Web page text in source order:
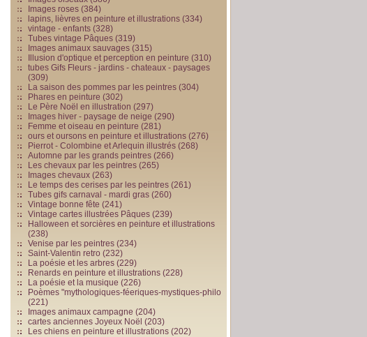
Images roses (384)
lapins, lièvres en peinture et illustrations (334)
vintage - enfants (328)
Tubes vintage Pâques (319)
Images animaux sauvages (315)
Illusion d'optique et perception en peinture (310)
tubes Gifs Fleurs - jardins - chateaux - paysages
(309)
La saison des pommes par les peintres (304)
Phares en peinture (302)
Le Père Noël en illustration (297)
Images hiver - paysage de neige (290)
Femme et oiseau en peinture (281)
ours et oursons en peinture et illustrations (276)
Pierrot - Colombine et Arlequin illustrés (268)
Automne par les grands peintres (266)
Les chevaux par les peintres (265)
Images chevaux (263)
Le temps des cerises par les peintres (261)
Tubes gifs carnaval - mardi gras (260)
Vintage bonne fête (241)
Vintage cartes illustrées Pâques (239)
Halloween et sorcières en peinture et illustrations
(238)
Venise par les peintres (234)
Saint-Valentin retro (232)
La poésie et les arbres (229)
Renards en peinture et illustrations (228)
La poésie et la musique (226)
Poèmes "mythologiques-féeriques-mystiques-philo
(221)
Images animaux campagne (204)
cartes anciennes Joyeux Noël (203)
Les chiens en peinture et illustrations (202)